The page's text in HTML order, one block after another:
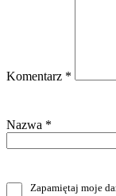
Komentarz *
Nazwa *
Zapamiętaj moje